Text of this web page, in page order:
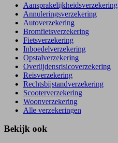
Aansprakelijkheidsverzekering
Annuleringsverzekering
Autoverzekering
Bromfietsverzekering
Fietsverzekering
Inboedelverzekering
Opstalverzekering
Overlijdensrisicoverzekering
Reisverzekering
Rechtsbijstandverzekering
Scooterverzekering
Woonverzekering
Alle verzekeringen
Bekijk ook